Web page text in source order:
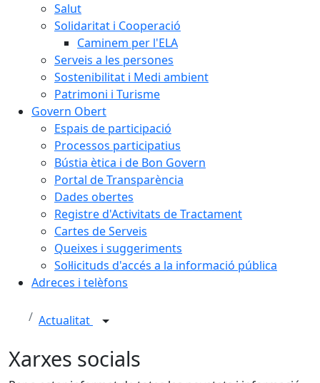
Salut
Solidaritat i Cooperació
Caminem per l'ELA
Serveis a les persones
Sostenibilitat i Medi ambient
Patrimoni i Turisme
Govern Obert
Espais de participació
Processos participatius
Bústia ètica i de Bon Govern
Portal de Transparència
Dades obertes
Registre d'Activitats de Tractament
Cartes de Serveis
Queixes i suggeriments
Sol·licituds d'accés a la informació pública
Adreces i telèfons
Actualitat
Xarxes socials